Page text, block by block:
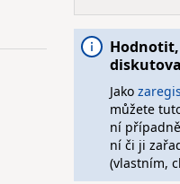
Jako
můžete
ní
ní či ji
(vlastním,